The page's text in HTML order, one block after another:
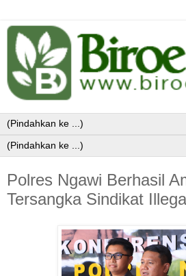
Polres Ngawi Berhasil
Tersangka Sindikat